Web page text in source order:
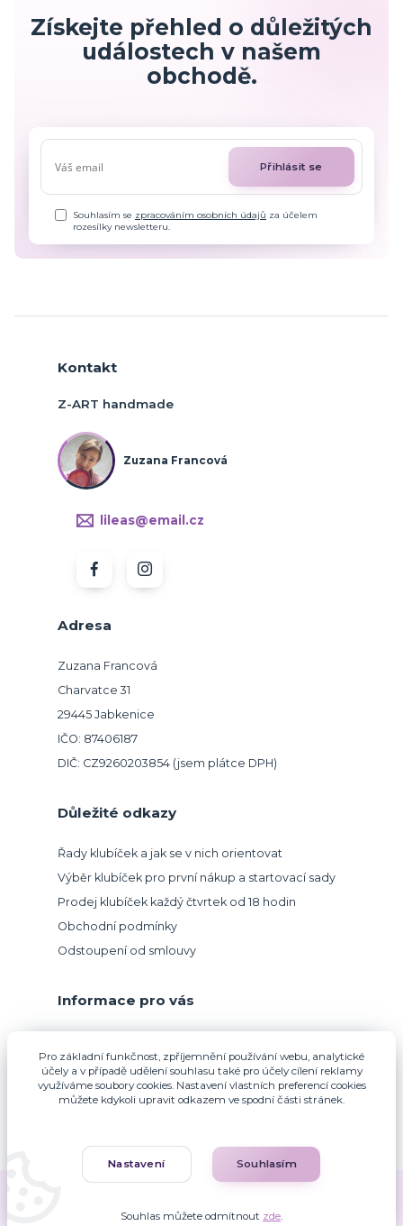
Získejte přehled o důležitých
událostech v našem
obchodě.
Přihlásit se
Souhlasím se zpracováním osobních údajů za účelem
rozesílky newsletteru.
Adresa
Zuzana Francová
Charvatce 31
29445 Jabkenice
IČO: 87406187
DIČ: CZ9260203854 (jsem plátce DPH)
Důležité odkazy
Řady klubíček a jak se v nich orientovat
Výběr klubíček pro první nákup a startovací sady
Prodej klubíček každý čtvrtek od 18 hodin
Obchodní podmínky
Odstoupení od smlouvy
Informace pro vás
Kontakt
Z-ART handmade
Zuzana Francová
lileas@email.cz
Pro základní funkčnost, zpříjemnění používání webu, analytické
účely a v případě udělení souhlasu také pro účely cílení reklamy
využíváme soubory cookies. Nastavení vlastních preferencí cookies
můžete kdykoli upravit odkazem ve spodní části stránek.
Nastavení Souhlasím
Souhlas můžete odmítnout zde.